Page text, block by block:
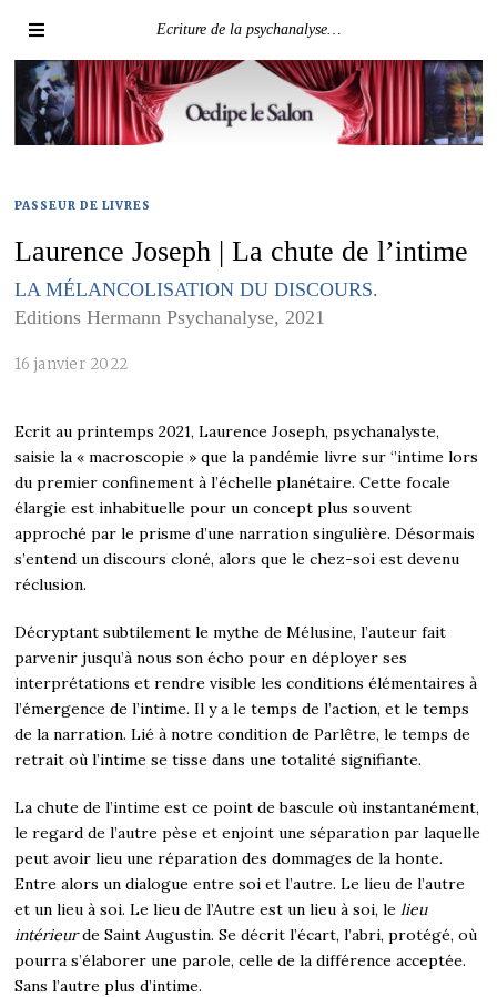
Ecriture de la psychanalyse…
PASSEUR DE LIVRES
Laurence Joseph | La chute de l’intime
LA MÉLANCOLISATION DU DISCOURS.
Editions Hermann Psychanalyse, 2021
16 janvier 2022
Ecrit au printemps 2021, Laurence Joseph, psychanalyste,
saisie la « macroscopie » que la pandémie livre sur ‘’intime lors
du premier confinement à l’échelle planétaire. Cette focale
élargie est inhabituelle pour un concept plus souvent
approché par le prisme d’une narration singulière. Désormais
s’entend un discours cloné, alors que le chez-soi est devenu
réclusion.
Décryptant subtilement le mythe de Mélusine, l’auteur fait
parvenir jusqu’à nous son écho pour en déployer ses
interprétations et rendre visible les conditions élémentaires à
l’émergence de l’intime. Il y a le temps de l’action, et le temps
de la narration. Lié à notre condition de Parlêtre, le temps de
retrait où l’intime se tisse dans une totalité signifiante.
La chute de l’intime est ce point de bascule où instantanément,
le regard de l’autre pèse et enjoint une séparation par laquelle
peut avoir lieu une réparation des dommages de la honte.
Entre alors un dialogue entre soi et l’autre. Le lieu de l’autre
et un lieu à soi. Le lieu de l’Autre est un lieu à soi, le lieu
intérieurde Saint Augustin. Se décrit l’écart, l’abri, protégé, où
pourra s’élaborer une parole, celle de la différence acceptée.
Sans l’autre plus d’intime.